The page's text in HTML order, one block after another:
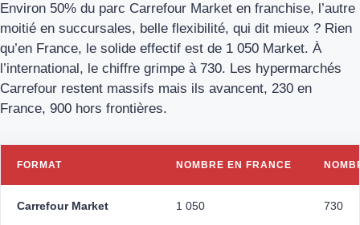
Environ 50% du parc Carrefour Market en franchise, l’autre
moitié en succursales, belle flexibilité, qui dit mieux ? Rien
qu’en France, le solide effectif est de 1 050 Market. À
l’international, le chiffre grimpe à 730. Les hypermarchés
Carrefour restent massifs mais ils avancent, 230 en
France, 900 hors frontières.
FORMAT NOMBRE EN FRANCE
Carrefour Market 1 050 730